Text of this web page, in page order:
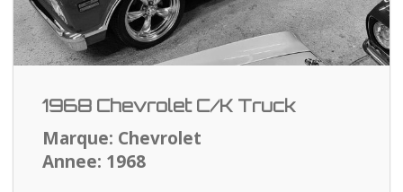
1968 Chevrolet C/K Truck
Marque: Chevrolet
Annee: 1968